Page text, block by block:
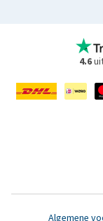
4.6
Algemene